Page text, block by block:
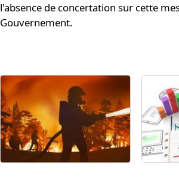
l'absence de concertation sur cette
Gouvernement.